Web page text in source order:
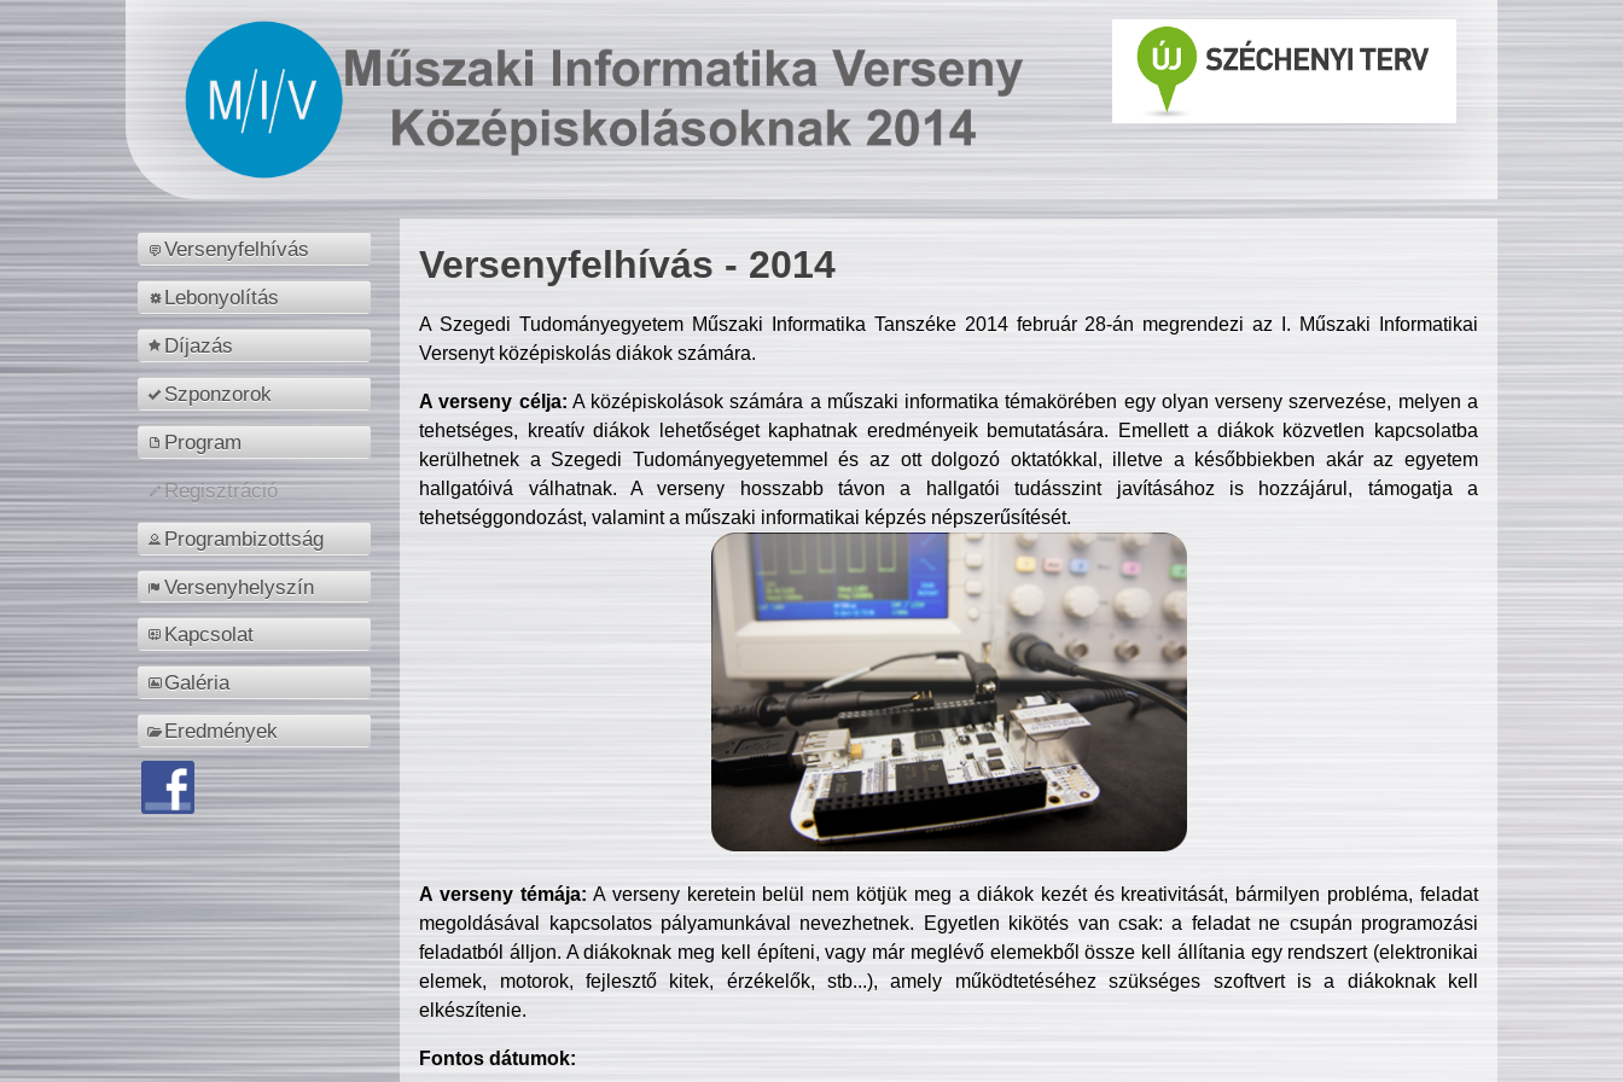
Versenyfelhívás
Lebonyolítás
Díjazás
Szponzorok
Program
Regisztráció
Programbizottság
Versenyhelyszín
Kapcsolat
Galéria
Eredmények
Versenyfelhívás - 2014
A Szegedi Tudományegyetem Műszaki Informatika Tanszéke 2014 február 28-án megrendezi az I. Műszaki Informatikai
Versenyt középiskolás diákok számára.
A verseny célja: A középiskolások számára a műszaki informatika témakörében egy olyan verseny szervezése, melyen a
tehetséges, kreatív diákok lehetőséget kaphatnak eredményeik bemutatására. Emellett a diákok közvetlen kapcsolatba
kerülhetnek a Szegedi Tudományegyetemmel és az ott dolgozó oktatókkal, illetve a későbbiekben akár az egyetem
hallgatóivá válhatnak. A verseny hosszabb távon a hallgatói tudásszint javításához is hozzájárul, támogatja a
tehetséggondozást, valamint a műszaki informatikai képzés népszerűsítését.
A verseny témája: A verseny keretein belül nem kötjük meg a diákok kezét és kreativitását, bármilyen probléma, feladat
megoldásával kapcsolatos pályamunkával nevezhetnek. Egyetlen kikötés van csak: a feladat ne csupán programozási
feladatból álljon. A diákoknak meg kell építeni, vagy már meglévő elemekből össze kell állítania egy rendszert (elektronikai
elemek, motorok, fejlesztő kitek, érzékelők, stb...), amely működtetéséhez szükséges szoftvert is a diákoknak kell
elkészítenie.
Fontos dátumok: